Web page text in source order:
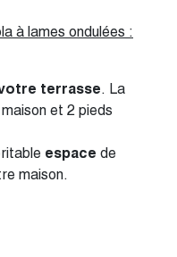
à lames ondulées :
terrasse. La
et 2 pieds
espace de
maison.